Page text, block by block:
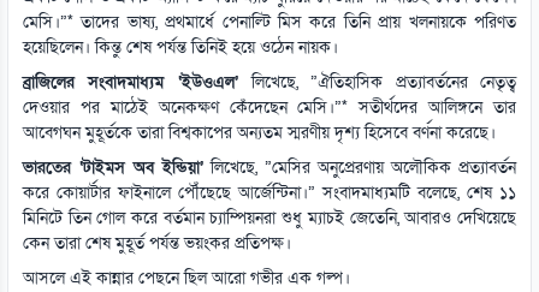
মেসি।”* তাদের ভাষ্য, প্রথমার্ধে পেনাল্টি মিস করে তিনি প্রায় খলনায়কে পরিণত
হয়েছিলেন। কিন্তু শেষ পর্যন্ত তিনিই হয়ে ওঠেন নায়ক।
ব্রাজিলের সংবাদমাধ্যম ‘ইউওএল’লিখেছে, ”ঐতিহাসিক প্রত্যাবর্তনের নেতৃত্ব
দেওয়ার পর মাঠেই অনেকক্ষণ কেঁদেছেন মেসি।”* সতীর্থদের আলিঙ্গনে তার
আবেগঘন মুহূর্তকে তারা বিশ্বকাপের অন্যতম স্মরণীয় দৃশ্য হিসেবে বর্ণনা করেছে।
ভারতের ‘টাইমস অব ইন্ডিয়া’ লিখেছে, ”মেসির অনুপ্রেরণায় অলৌকিক প্রত্যাবর্তন
করে কোয়ার্টার ফাইনালে পৌঁছেছে আর্জেন্টিনা।” সংবাদমাধ্যমটি বলেছে, শেষ ১১
মিনিটে তিন গোল করে বর্তমান চ্যাম্পিয়নরা শুধু ম্যাচই জেতেনি, আবারও দেখিয়েছে
কেন তারা শেষ মুহূর্ত পর্যন্ত ভয়ংকর প্রতিপক্ষ।
আসলে এই কান্নার পেছনে ছিল আরো গভীর এক গল্প।